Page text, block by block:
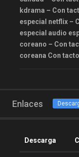
kdrama – Con
especial netflix –
especial audio
coreano – Con
coreana Con
Enlaces
Descarga